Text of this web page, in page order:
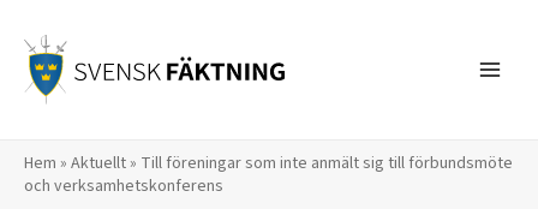
innehåll
Hem » Aktuellt» Till föreningar som inte anmält sig till förbundsmöte
och verksamhetskonferens